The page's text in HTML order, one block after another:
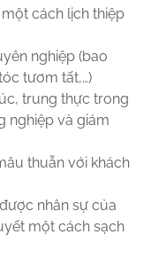
cách lịch thiệp
nghiệp (bao
tươm tất,…)
trung thực trong
nghiệp và giám
thuẫn với khách
nhân sự của
một cách sạch